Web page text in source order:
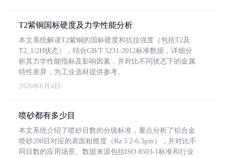
T2紫铜国标硬度及力学性能分析
本文系统解读T2紫铜的国标硬度和抗拉强度（包括T2及
T2_1/2H状态），结合GB/T 5231-2012标准数据，详细分
析其力学性能指标及影响因素，并对比不同状态下的金属
特性差异，为工业选材提供参考。
2026年8月4日
喷砂都有多少目
本文系统介绍了喷砂目数的分级标准，重点分析了铝合金
喷砂200目对应的表面粗糙度（Ra 3.2-6.3μm），并对比不
同目数的应用场景。数据来源包括ISO 8503-1标准和行业